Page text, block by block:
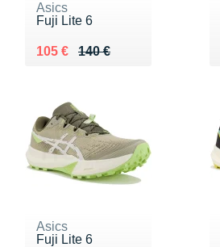
Asics
Fuji Lite 6
140 €
Au lieu de 140 €
105 €
Vendu 105 €
Asics
Fuji Lite 6